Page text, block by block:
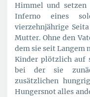
Himmel und setzen
Inferno eines
vierzehnjährige
Mutter. Ohne den
dem sie seit Langem
Kinder plötzlich auf
bei der sie
zusätzlichen
Hungersnot alles